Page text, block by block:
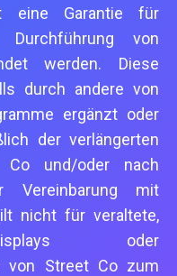
eine Garantie für
von
werden. Diese
durch andere von
ergänzt oder
der verlängerten
Co und/oder nach
Vereinbarung mit
nicht für veraltete,
oder
von Street Co zum